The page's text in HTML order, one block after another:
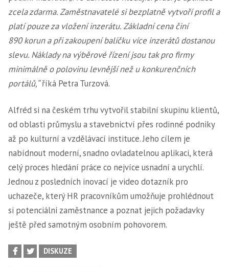
zcela zdarma. Zaměstnavatelé si bezplatně vytvoří profil a
platí pouze za vložení inzerátu. Základní cena činí
890 korun a při zakoupení balíčku více inzerátů dostanou
slevu. Náklady na výběrové řízení jsou tak pro firmy
minimálně o polovinu levnější než u konkurenčních
portálů,“říká Petra Turzová.
Alfréd si na českém trhu vytvořil stabilní skupinu klientů,
od oblasti průmyslu a stavebnictví přes rodinné podniky
až po kulturní a vzdělávací instituce. Jeho cílem je
nabídnout moderní, snadno ovladatelnou aplikaci, která
celý proces hledání práce co nejvíce usnadní a urychlí.
Jednou z posledních inovací je video dotazník pro
uchazeče, který HR pracovníkům umožňuje prohlédnout
si potenciální zaměstnance a poznat jejich požadavky
ještě před samotným osobním pohovorem.
DISKUZE